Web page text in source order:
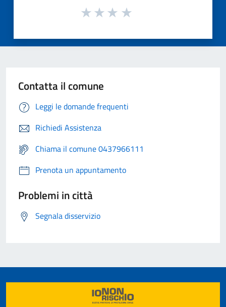
Contatta il comune
Leggi le domande frequenti
Richiedi Assistenza
Chiama il comune 0437966111
Prenota un appuntamento
Problemi in città
Segnala disservizio